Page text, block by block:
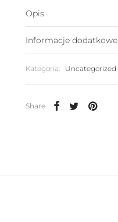
Opis
Informacje dodatkowe
Kategoria: Uncategorized
Share